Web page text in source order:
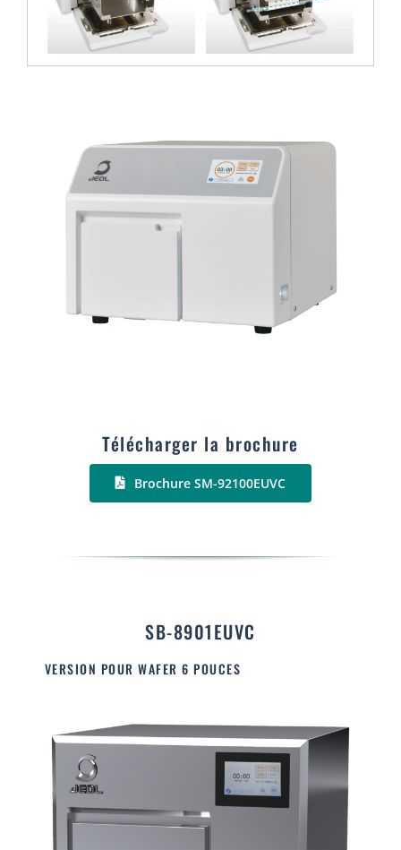
Télécharger la brochure
Brochure SM-92100EUVC
SB-8901EUVC
VERSION POUR WAFER 6 POUCES